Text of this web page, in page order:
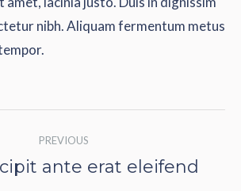
nibh. Aliquam fermentum metus
PREVIOUS
Previous
ante erat eleifend